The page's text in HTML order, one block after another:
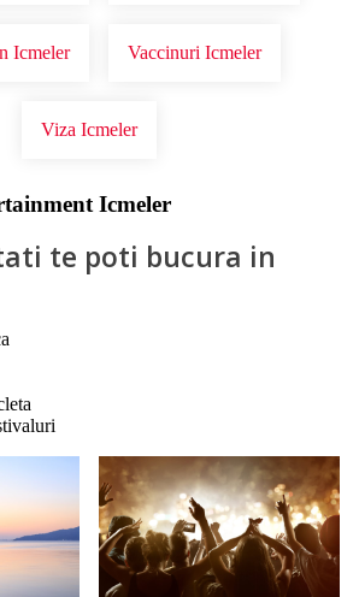
Icmeler Vaccinuri Icmeler
Viza Icmeler
Icmeler
te poti bucura in